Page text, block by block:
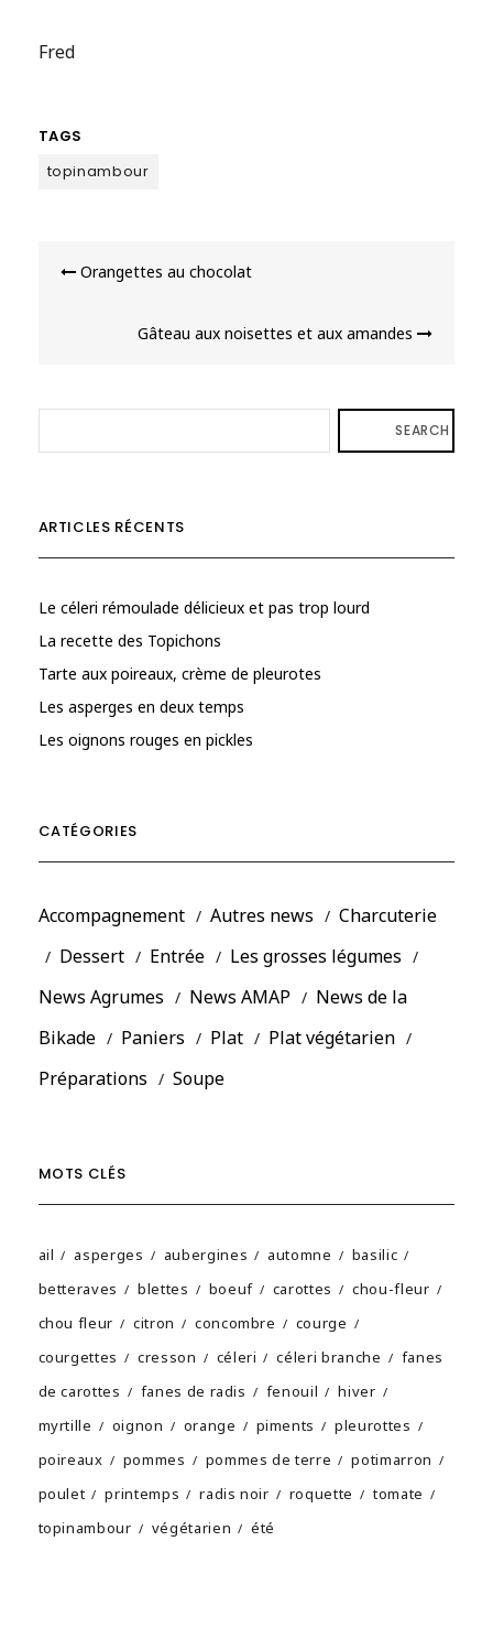
Fred
TAGS
topinambour
de Orangettes au chocolat
Gâteau aux noisettes et aux amandes
SEARCH
ARTICLES RÉCENTS
Le céleri rémoulade délicieux et pas trop lourd
La recette des Topichons
Tarte aux poireaux, crème de pleurotes
Les asperges en deux temps
Les oignons rouges en pickles
CATÉGORIES
Accompagnement Autres news
Charcuterie
Dessert
Entrée
Les grosses légumes
News Agrumes
News AMAP
News de la
Bikade
Paniers Plat
Plat végétarien
Préparations
Soupe
MOTS CLÉS
ail asperges aubergines automne
basilic
betteraves
blettes boeuf carottes
chou-fleur
chou fleur
citron concombre
courge
courgettes
cresson céleri céleri branche
fanes
de carottes
fanes de radis fenouil
hiver
myrtille
oignon orange piments
pleurottes
poireaux
pommes pommes de terre
potimarron
poulet
printemps radis noir roquette
tomate
topinambour
végétarien été